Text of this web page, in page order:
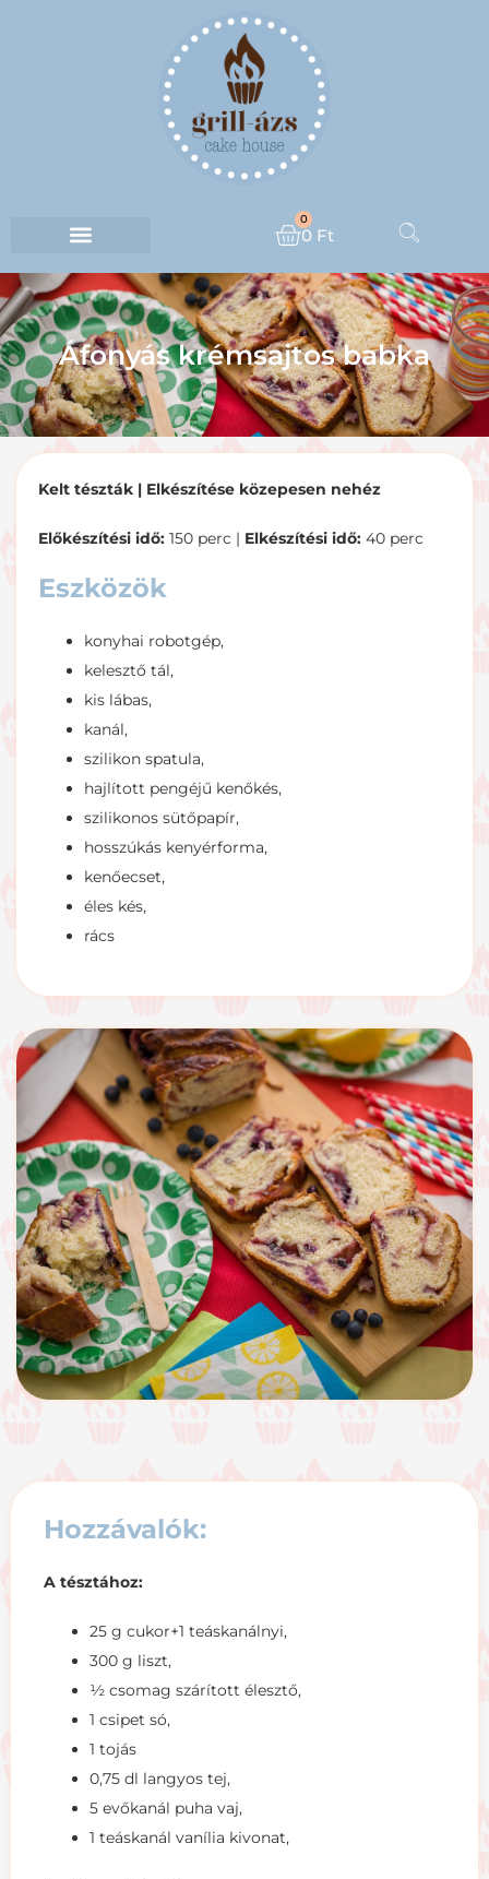
0 Ft
0
Áfonyás krémsajtos babka
Kelt tészták | Elkészítése közepesen nehéz
Előkészítési idő: 150 perc | Elkészítési idő: 40 perc
Eszközök
konyhai robotgép,
kelesztő tál,
kis lábas,
kanál,
szilikon spatula,
hajlított pengéjű kenőkés,
szilikonos sütőpapír,
hosszúkás kenyérforma,
kenőecset,
éles kés,
rács
Hozzávalók:
A tésztához:
25 g cukor+1 teáskanálnyi,
300 g liszt,
½ csomag szárított élesztő,
1 csipet só,
1 tojás
0,75 dl langyos tej,
5 evőkanál puha vaj,
1 teáskanál vanília kivonat,